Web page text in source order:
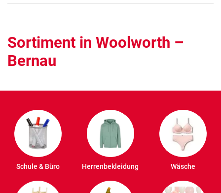
Sortiment in Woolworth –
Bernau
Schule & Büro Herrenbekleidung Wäsche